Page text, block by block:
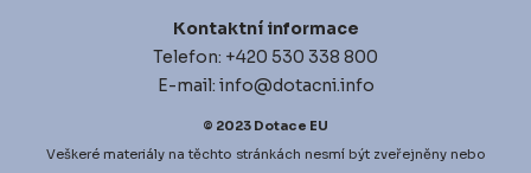
Kontaktní informace
Telefon: +420 530 338 800
E-mail: info@dotacni.info
© 2023 Dotace EU
Veškeré materiály na těchto stránkách nesmí být zveřejněny nebo